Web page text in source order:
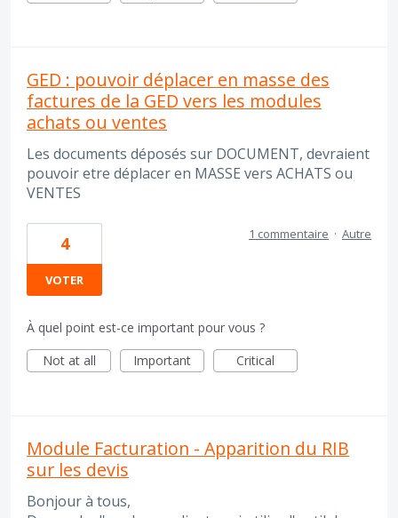
GED : pouvoir déplacer en masse des
factures de la GED vers les modules
achats ou ventes
Les documents déposés sur DOCUMENT, devraient
pouvoir etre déplacer en MASSE vers ACHATS ou
VENTES
4
VOTER
1 commentaire · Autre
À quel point est-ce important pour vous ?
Not at all
Important Critical
Module Facturation - Apparition du RIB
sur les devis
Bonjour à tous,